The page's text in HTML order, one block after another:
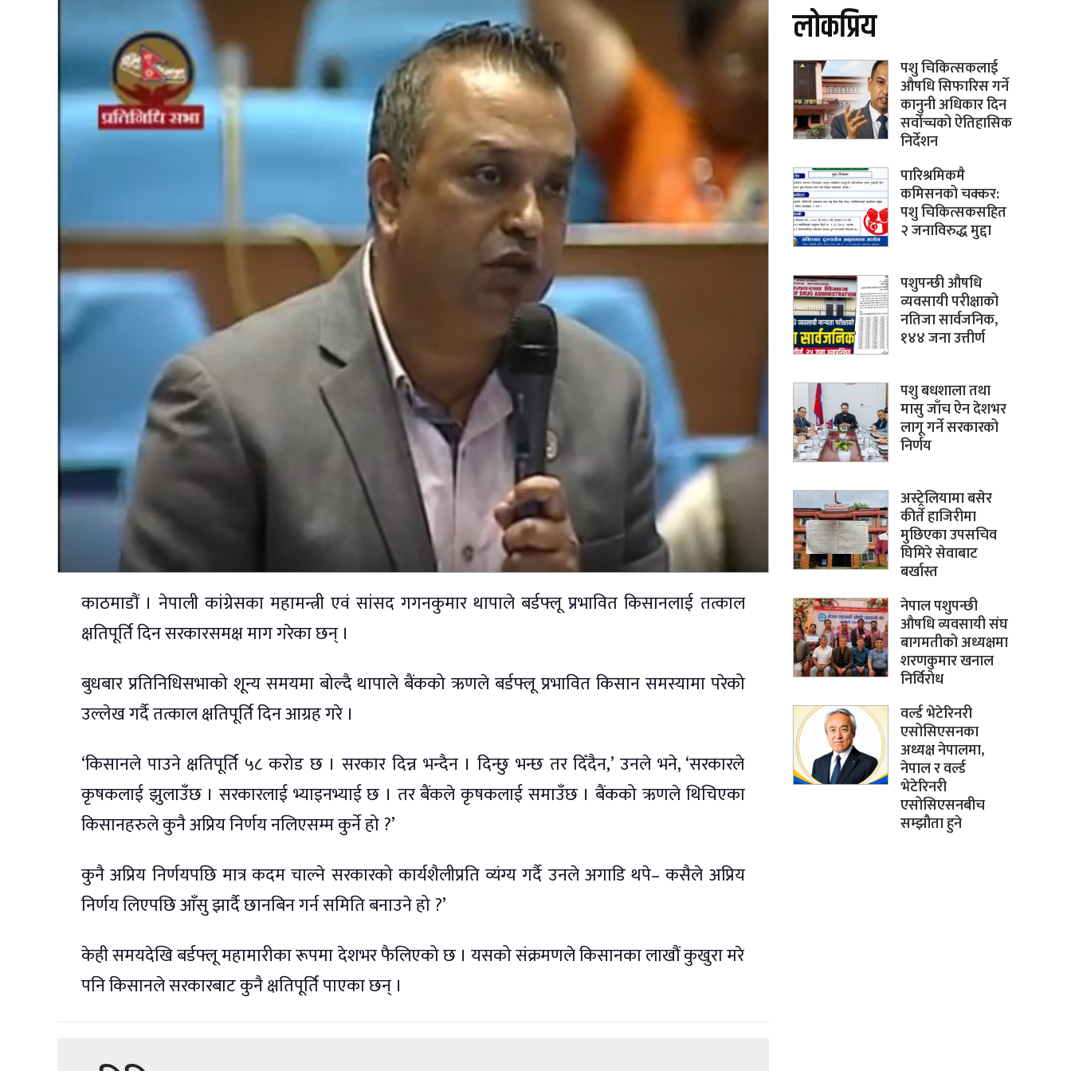
काठमाडौं । नेपाली कांग्रेसका महामन्त्री एवं सांसद गगनकुमार थापाले बर्डफ्लू प्रभावित किसानलाई तत्काल
क्षतिपूर्ति दिन सरकारसमक्ष माग गरेका छन् ।
बुधबार प्रतिनिधिसभाको शून्य समयमा बोल्दै थापाले बैंकको ऋणले बर्डफ्लू प्रभावित किसान समस्यामा परेको
उल्लेख गर्दै तत्काल क्षतिपूर्ति दिन आग्रह गरे ।
‘किसानले पाउने क्षतिपूर्ति ५८ करोड छ । सरकार दिन्न भन्दैन । दिन्छु भन्छ तर दिँदैन,’ उनले भने, ‘सरकारले
कृषकलाई झुलाउँछ । सरकारलाई भ्याइनभ्याई छ । तर बैंकले कृषकलाई समाउँछ । बैंकको ऋणले थिचिएका
किसानहरुले कुनै अप्रिय निर्णय नलिएसम्म कुर्ने हो ?’
कुनै अप्रिय निर्णयपछि मात्र कदम चाल्ने सरकारको कार्यशैलीप्रति व्यंग्य गर्दै उनले अगाडि थपे– कसैले अप्रिय
निर्णय लिएपछि आँसु झार्दै छानबिन गर्न समिति बनाउने हो ?’
केही समयदेखि बर्डफ्लू महामारीका रूपमा देशभर फैलिएको छ । यसको संक्रमणले किसानका लाखौं कुखुरा मरे
पनि किसानले सरकारबाट कुनै क्षतिपूर्ति पाएका छन् ।
लोकप्रिय
पशु चिकित्सकलाई
औषधि सिफारिस गर्ने
कानुनी अधिकार दिन
सर्वोच्चको ऐतिहासिक
निर्देशन
पारिश्रमिकमै
कमिसनको चक्कर:
पशु चिकित्सकसहित
२ जनाविरुद्ध मुद्दा
पशुपन्छी औषधि
व्यवसायी परीक्षाको
नतिजा सार्वजनिक,
१४४ जना उत्तीर्ण
पशु बधशाला तथा
मासु जाँच ऐन देशभर
लागू गर्ने सरकारको
निर्णय
अस्ट्रेलियामा बसेर
कीर्ते हाजिरीमा
मुछिएका उपसचिव
घिमिरे सेवाबाट
बर्खास्त
नेपाल पशुपन्छी
औषधि व्यवसायी संघ
बागमतीको अध्यक्षमा
शरणकुमार खनाल
निर्विरोध
वर्ल्ड भेटेरिनरी
एसोसिएसनका
अध्यक्ष नेपालमा,
नेपाल र वर्ल्ड
भेटेरिनरी
एसोसिएसनबीच
सम्झौता हुने